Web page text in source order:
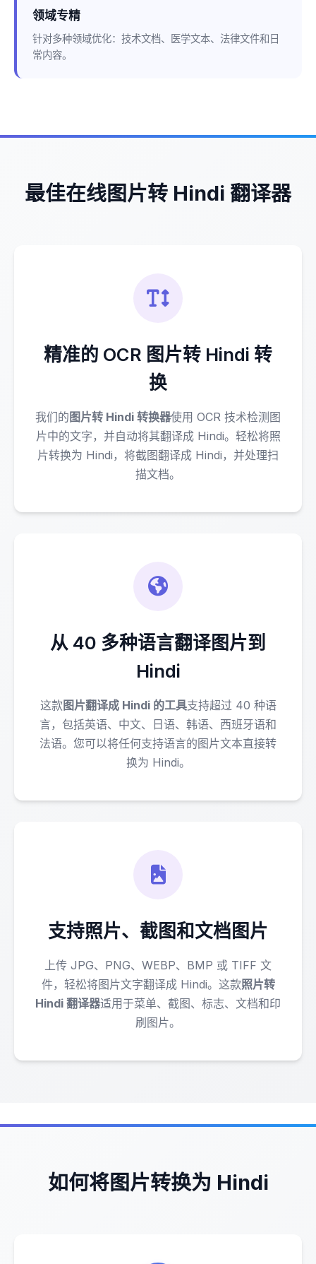
领域专精
针对多种领域优化：技术文档、医学文本、法律文件和日
常内容。
最佳在线图片转 Hindi 翻译器
精准的 OCR 图片转 Hindi 转
换
我们的 图片转 Hindi 转换器使用 OCR 技术检测图
片中的文字，并自动将其翻译成 Hindi。轻松将照
片转换为 Hindi，将截图翻译成 Hindi，并处理扫
描文档。
从 40 多种语言翻译图片到
Hindi
这款 图片翻译成 Hindi 的工具支持超过 40 种语
言，包括英语、中文、日语、韩语、西班牙语和
法语。您可以将任何支持语言的图片文本直接转
换为 Hindi。
支持照片、截图和文档图片
上传 JPG、PNG、WEBP、BMP 或 TIFF 文
件，轻松将图片文字翻译成 Hindi。这款照片转
Hindi 翻译器适用于菜单、截图、标志、文档和印
刷图片。
如何将图片转换为 Hindi